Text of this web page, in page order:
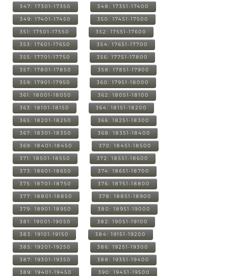
347: 17301-17350 348: 17351-17400
349: 17401-17450 350: 17451-17500
351: 17501-17550 352: 17551-17600
353: 17601-17650 354: 17651-17700
355: 17701-17750 356: 17751-17800
357: 17801-17850 358: 17851-17900
359: 17901-17950 360: 17951-18000
361: 18001-18050 362: 18051-18100
363: 18101-18150 364: 18151-18200
365: 18201-18250 366: 18251-18300
367: 18301-18350 368: 18351-18400
369: 18401-18450 370: 18451-18500
371: 18501-18550 372: 18551-18600
373: 18601-18650 374: 18651-18700
375: 18701-18750 376: 18751-18800
377: 18801-18850 378: 18851-18900
379: 18901-18950 380: 18951-19000
381: 19001-19050 382: 19051-19100
383: 19101-19150 384: 19151-19200
385: 19201-19250 386: 19251-19300
387: 19301-19350 388: 19351-19400
389: 19401-19450 390: 19451-19500